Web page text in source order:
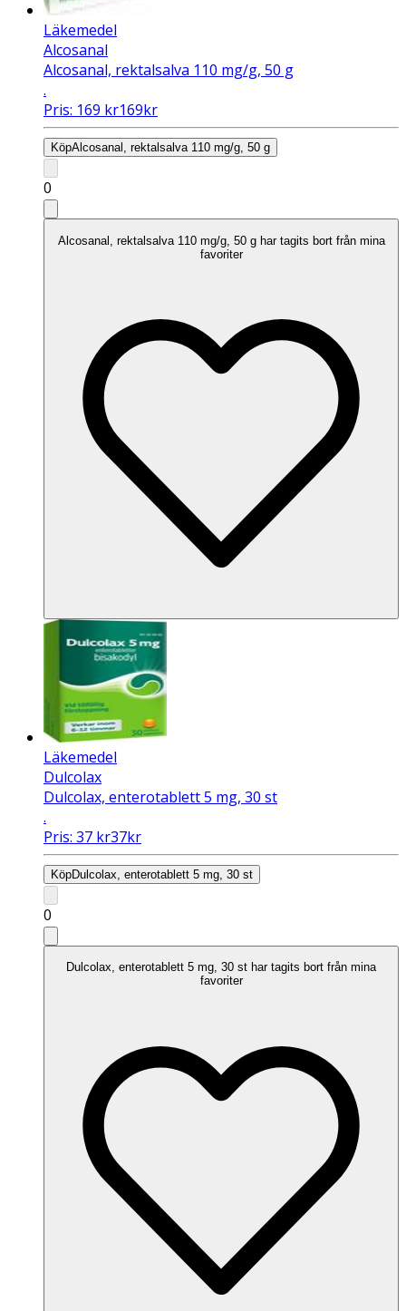
Läkemedel
Alcosanal
Alcosanal, rektalsalva 110 mg/g, 50 g
.
Pris: 169 kr169kr
KöpAlcosanal, rektalsalva 110 mg/g, 50 g
0
Alcosanal, rektalsalva 110 mg/g, 50 g har tagits bort från mina
favoriter
Läkemedel
Dulcolax
Dulcolax, enterotablett 5 mg, 30 st
.
Pris: 37 kr37kr
KöpDulcolax, enterotablett 5 mg, 30 st
0
Dulcolax, enterotablett 5 mg, 30 st har tagits bort från mina
favoriter